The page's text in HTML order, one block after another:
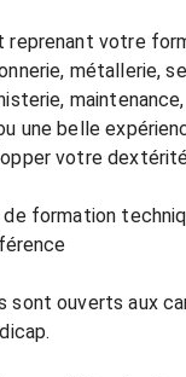
reprenant votre
métallerie,
maintenance,
une belle
votre
de formation
sont ouverts aux